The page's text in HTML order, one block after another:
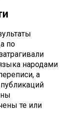
по
народами
а
те или